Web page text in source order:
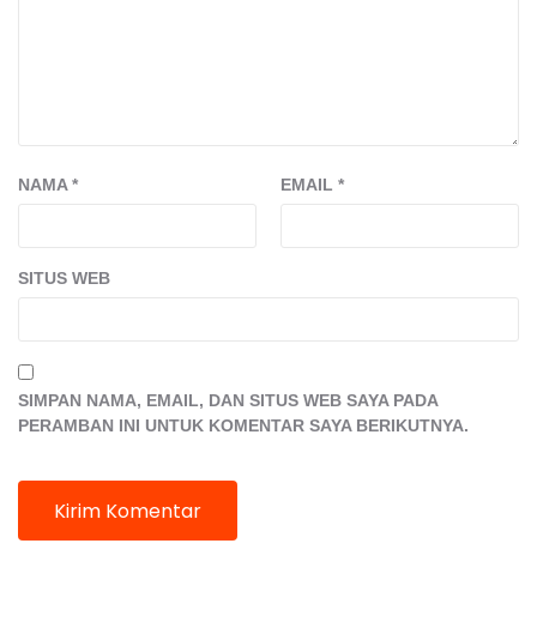
NAMA* EMAIL *
SITUS WEB
SIMPAN NAMA, EMAIL, DAN SITUS WEB SAYA PADA
PERAMBAN INI UNTUK KOMENTAR SAYA BERIKUTNYA.